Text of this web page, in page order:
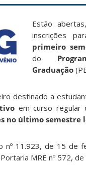
Estão abertas,
inscrições
primeiro
do
Graduação
destinado a
em curso regular
no último semestre
nº 11.923, de 15
MRE nº 572,